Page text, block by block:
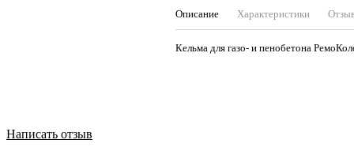
Описание Характеристики
Кельма для газо- и пенобетона
Написать отзыв